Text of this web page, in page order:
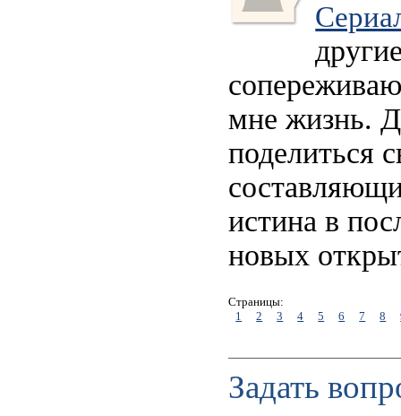
мне жизнь.
поделиться
истина в
новых
Страницы:
1
2 3 4 5 6 7 8
Задать